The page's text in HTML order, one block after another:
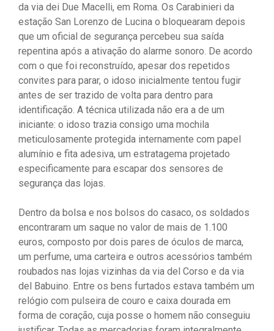
da via dei Due Macelli, em Roma. Os Carabinieri da
estação San Lorenzo de Lucina o bloquearam depois
que um oficial de segurança percebeu sua saída
repentina após a ativação do alarme sonoro. De acordo
com o que foi reconstruído, apesar dos repetidos
convites para parar, o idoso inicialmente tentou fugir
antes de ser trazido de volta para dentro para
identificação. A técnica utilizada não era a de um
iniciante: o idoso trazia consigo uma mochila
meticulosamente protegida internamente com papel
alumínio e fita adesiva, um estratagema projetado
especificamente para escapar dos sensores de
segurança das lojas.
Dentro da bolsa e nos bolsos do casaco, os soldados
encontraram um saque no valor de mais de 1.100
euros, composto por dois pares de óculos de marca,
um perfume, uma carteira e outros acessórios também
roubados nas lojas vizinhas da via del Corso e da via
del Babuino. Entre os bens furtados estava também um
relógio com pulseira de couro e caixa dourada em
forma de coração, cuja posse o homem não conseguiu